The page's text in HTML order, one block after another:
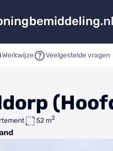
Werkwijze Veelgestelde vragen
52 m2